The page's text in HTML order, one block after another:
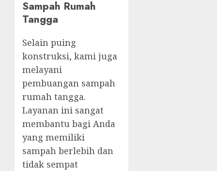
Sampah Rumah
Tangga
Selain puing
konstruksi, kami juga
melayani
pembuangan sampah
rumah tangga.
Layanan ini sangat
membantu bagi Anda
yang memiliki
sampah berlebih dan
tidak sempat